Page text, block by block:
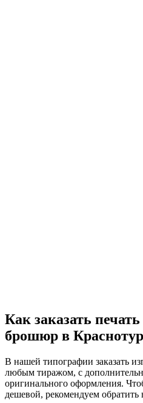
Как заказать
брошюр в
В нашей типографии заказать
любым тиражом, с
оригинального оформления.
дешевой, рекомендуем